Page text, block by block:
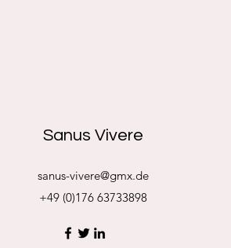
Sanus Vivere
sanus-vivere@gmx.de
+49 (0)176 63733898